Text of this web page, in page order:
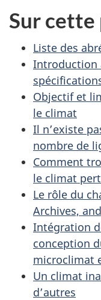
Sur cette
Liste des
Introduction
Objectif et
le climat
Il n’existe
nombre de
Comment
le climat
Le rôle du
Archives,
Intégration
conception
microclimat
Un climat
d’autres